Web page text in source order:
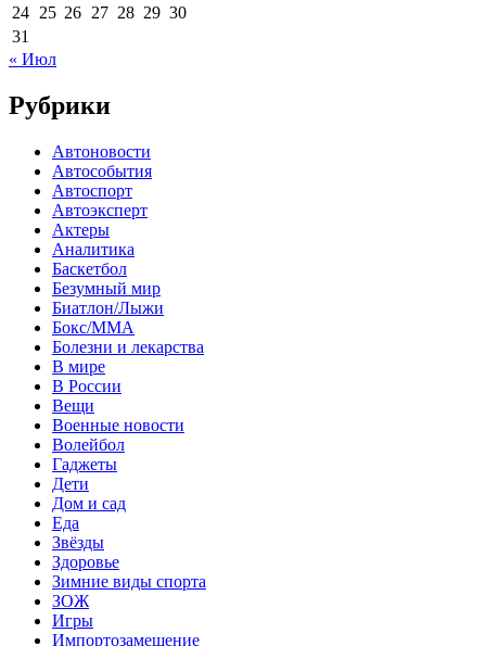
24 25 26 27 28 29 30
31
« Июл
Рубрики
Автоновости
Автособытия
Автоспорт
Автоэксперт
Актеры
Аналитика
Баскетбол
Безумный мир
Биатлон/Лыжи
Бокс/MMA
Болезни и лекарства
В мире
В России
Вещи
Военные новости
Волейбол
Гаджеты
Дети
Дом и сад
Еда
Звёзды
Здоровье
Зимние виды спорта
ЗОЖ
Игры
Импортозамещение